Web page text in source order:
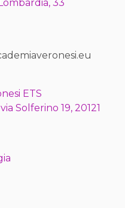
33
ETS
Solferino 19, 20121